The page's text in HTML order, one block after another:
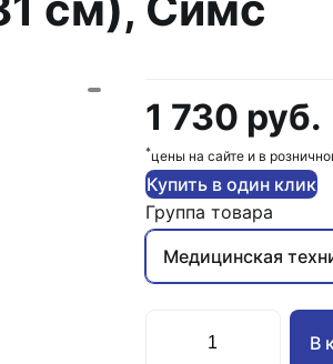
1 730 руб.
*цены на сайте и в
Купить в один клик
Группа товара
Медицинская
В